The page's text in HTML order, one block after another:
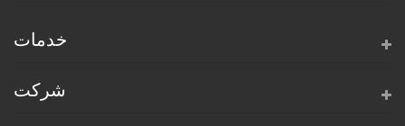
خدمات
شرکت